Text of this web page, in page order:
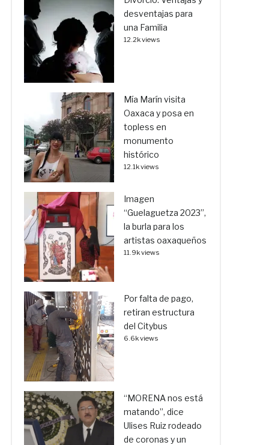
desventajas para
una Familia
12.2k views
Mía Marín visita
Oaxaca y posa en
topless en
monumento
histórico
12.1k views
Imagen
“Guelaguetza 2023”,
la burla para los
artistas oaxaqueños
11.9k views
Por falta de pago,
retiran estructura
del Citybus
6.6k views
“MORENA nos está
matando”, dice
Ulises Ruiz rodeado
de coronas y un